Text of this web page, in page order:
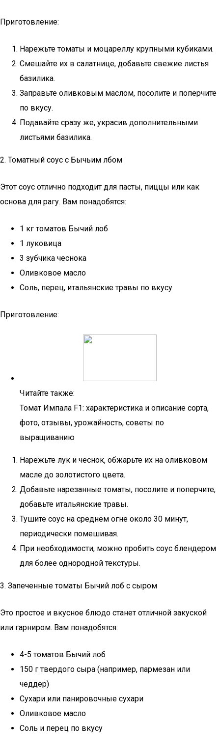
Приготовление:
Нарежьте томаты и моцареллу крупными кубиками.
Смешайте их в салатнице, добавьте свежие листья
базилика.
Заправьте оливковым маслом, посолите и поперчите
по вкусу.
Подавайте сразу же, украсив дополнительными
листьями базилика.
2. Томатный соус с Бычьим лбом
Этот соус отлично подходит для пасты, пиццы или как
основа для рагу. Вам понадобятся:
1 кг томатов Бычий лоб
1 луковица
3 зубчика чеснока
Оливковое масло
Соль, перец, итальянские травы по вкусу
Приготовление:
Читайте также:
Томат Импала F1: характеристика и описание сорта,
фото, отзывы, урожайность, советы по
выращиванию
Нарежьте лук и чеснок, обжарьте их на оливковом
масле до золотистого цвета.
Добавьте нарезанные томаты, посолите и поперчите,
добавьте итальянские травы.
Тушите соус на среднем огне около 30 минут,
периодически помешивая.
При необходимости, можно пробить соус блендером
для более однородной текстуры.
3. Запеченные томаты Бычий лоб с сыром
Это простое и вкусное блюдо станет отличной закуской
или гарниром. Вам понадобятся:
4-5 томатов Бычий лоб
150 г твердого сыра (например, пармезан или
чеддер)
Сухари или панировочные сухари
Оливковое масло
Соль и перец по вкусу